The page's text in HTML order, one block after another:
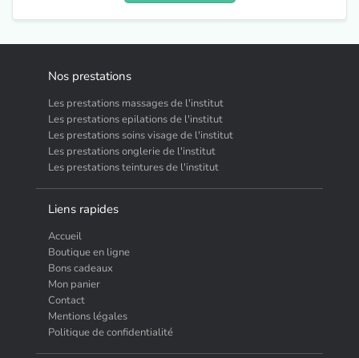
Nos prestations
Les prestations massages de l'institut
Les prestations epilations de l'institut
Les prestations soins visage de l'institut
Les prestations onglerie de l'institut
Les prestations teintures de l'institut
Liens rapides
Accueil
Boutique en ligne
Bons cadeaux
Mon panier
Contact
Mentions légales
Politique de confidentialité